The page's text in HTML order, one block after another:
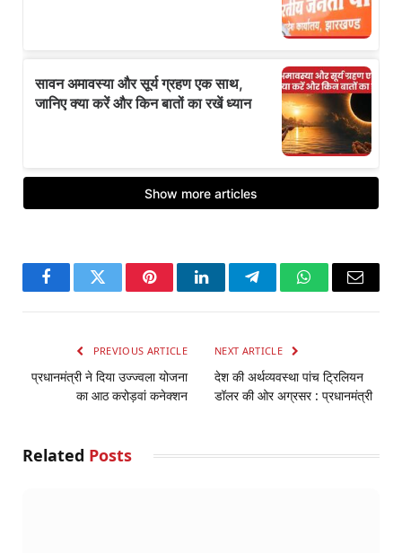
FacebookTwitter PinterestLinkedInTelegramWhatsApp
Email
PREVIOUS ARTICLE
प्रधानमंत्री ने दिया उज्ज्वला योजना
का आठ करोड़वां कनेक्शन
NEXT ARTICLE
देश की अर्थव्यवस्था पांच ट्रिलियन
डॉलर की ओर अग्रसर : प्रधानमंत्री
Related Posts